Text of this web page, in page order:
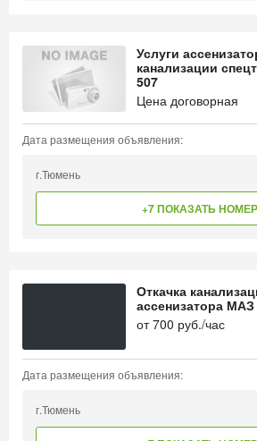
Услуги
канализации
507
Цена договорная
Дата размещения объявления:
г.Тюмень
+7 ПОКАЗАТЬ НОМЕР
Откачка
ассенизатора МАЗ
от700 руб./час
Дата размещения объявления:
г.Тюмень